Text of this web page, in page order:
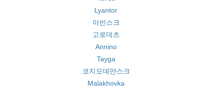
Lyantor
아빈스크
고로데츠
Annino
Tayga
코지모데먄스크
Malakhovka